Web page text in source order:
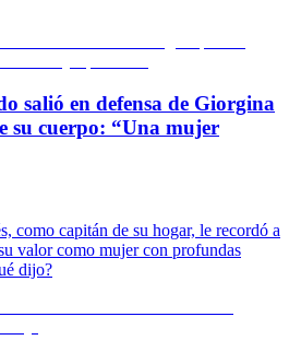
salió en defensa de Giorgina
su cuerpo: “Una mujer
como capitán de su hogar, le recordó a
valor como mujer con profundas
dijo?